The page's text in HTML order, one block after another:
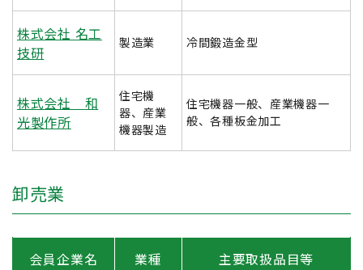
株式会社 名工
技研
製造業 冷間鍛造金型
株式会社 和
光製作所
住宅機
器、産業
機器製造
住宅機器一般、産業機器一
般、各種板金加工
卸売業
会員企業名 業種 主要取扱品目等